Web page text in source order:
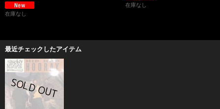
在庫なし
在庫なし
最近チェックしたアイテム